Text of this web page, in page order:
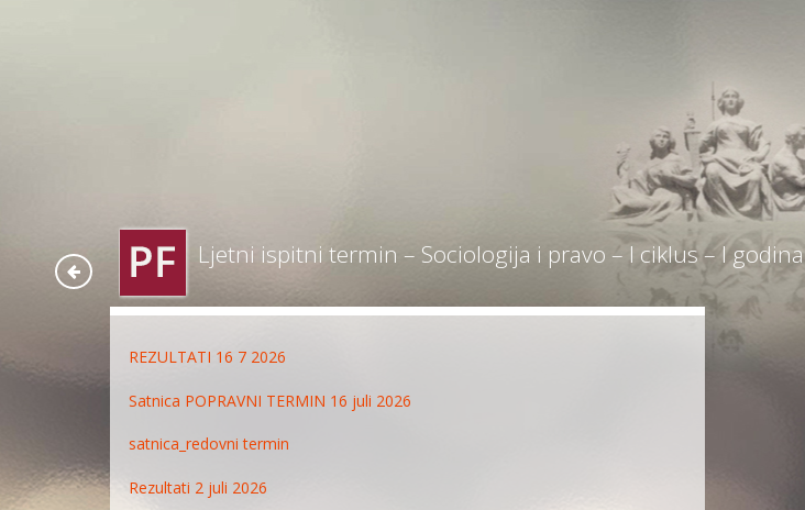
Ljetni ispitni termin – Sociologija i pravo – I ciklus – I godina
REZULTATI 16 7 2026
Satnica POPRAVNI TERMIN 16 juli 2026
satnica_redovni termin
Rezultati 2 juli 2026